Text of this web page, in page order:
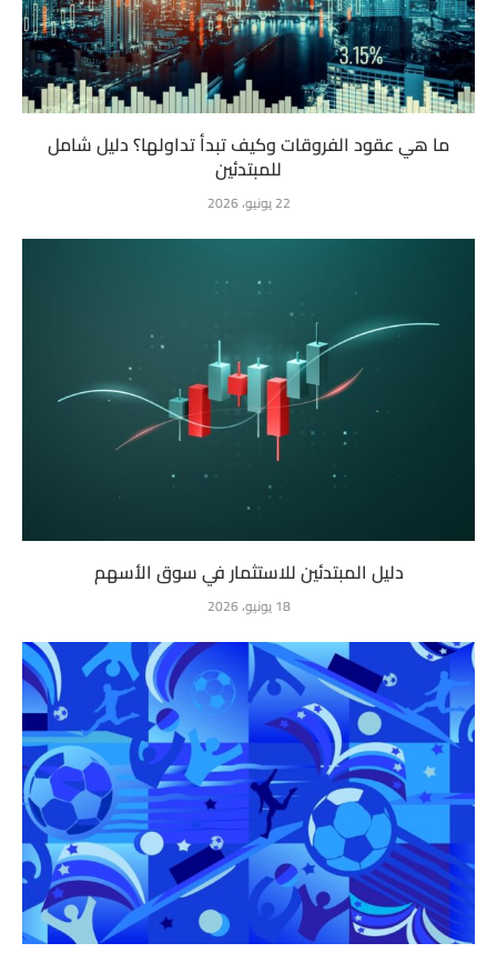
ما هي عقود الفروقات وكيف تبدأ تداولها؟ دليل شامل
للمبتدئين
22 يونيو، 2026
دليل المبتدئين للاستثمار في سوق الأسهم
18 يونيو، 2026